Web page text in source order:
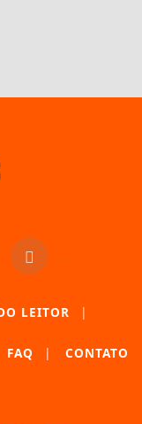
LEITOR |
FAQ | CONTATO